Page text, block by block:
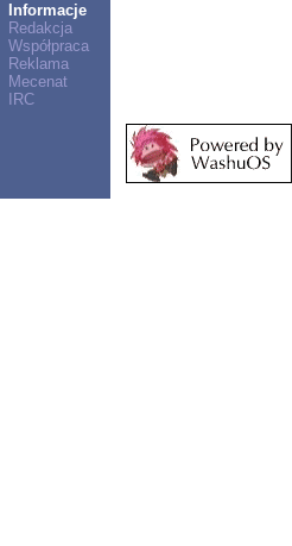
Informacje
Redakcja
Współpraca
Reklama
Mecenat
IRC